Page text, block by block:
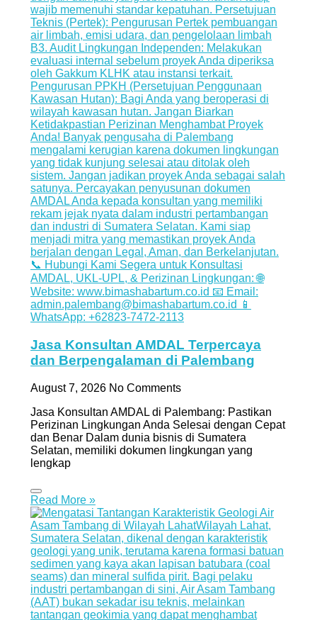
Jasa Konsultan AMDAL Terpercaya
dan Berpengalaman di Palembang
August 7, 2026 No Comments
Jasa Konsultan AMDAL di Palembang: Pastikan
Perizinan Lingkungan Anda Selesai dengan Cepat
dan Benar Dalam dunia bisnis di Sumatera
Selatan, memiliki dokumen lingkungan yang
lengkap
Read More »